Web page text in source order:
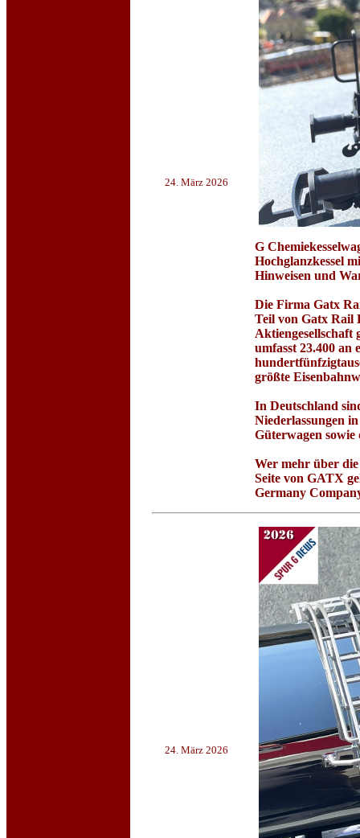
24. März 2026
G
Hochglanzkessel
Hinweisen und
Die Firma Gatx
Teil von Gatx Rail
Aktiengesellschaft
umfasst 23.400 an
größte
In Deutschland
Niederlassungen
Güterwagen
Wer mehr über
Seite von GATX
Germany
24. März 2026